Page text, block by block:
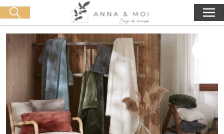
Consegna gratuita a partire da 60€ di acquisto 0,00€
Lancia la ricerca